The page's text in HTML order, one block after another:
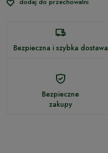
dodaj do przechowalni
Bezpieczna i szybka dostawa
Bezpieczne
zakupy